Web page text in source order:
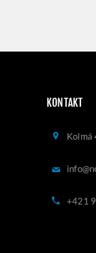
KONTAKT
Kolmá
+421